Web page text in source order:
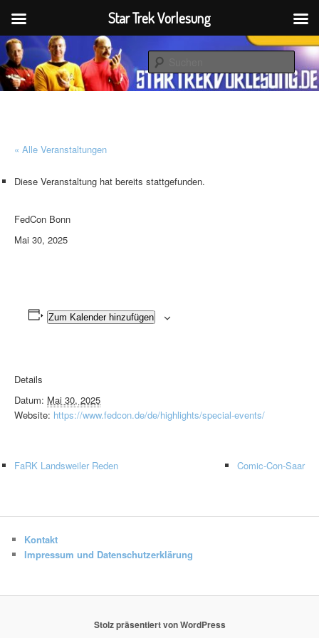
Zum
primären
Inhalt
springenStar Trek Vorlesung
startrekvorlesung.de
« Alle Veranstaltungen
Diese Veranstaltung hat bereits stattgefunden.
FedCon Bonn
Mai 30, 2025
Zum Kalender hinzufügen
Details
Datum: Mai 30, 2025
Website: https://www.fedcon.de/de/highlights/special-events/
FaRK Landsweiler Reden Comic-Con-Saar
Kontakt
Impressum und Datenschutzerklärung
Stolz präsentiert von WordPress
Star Trek Vorlesung